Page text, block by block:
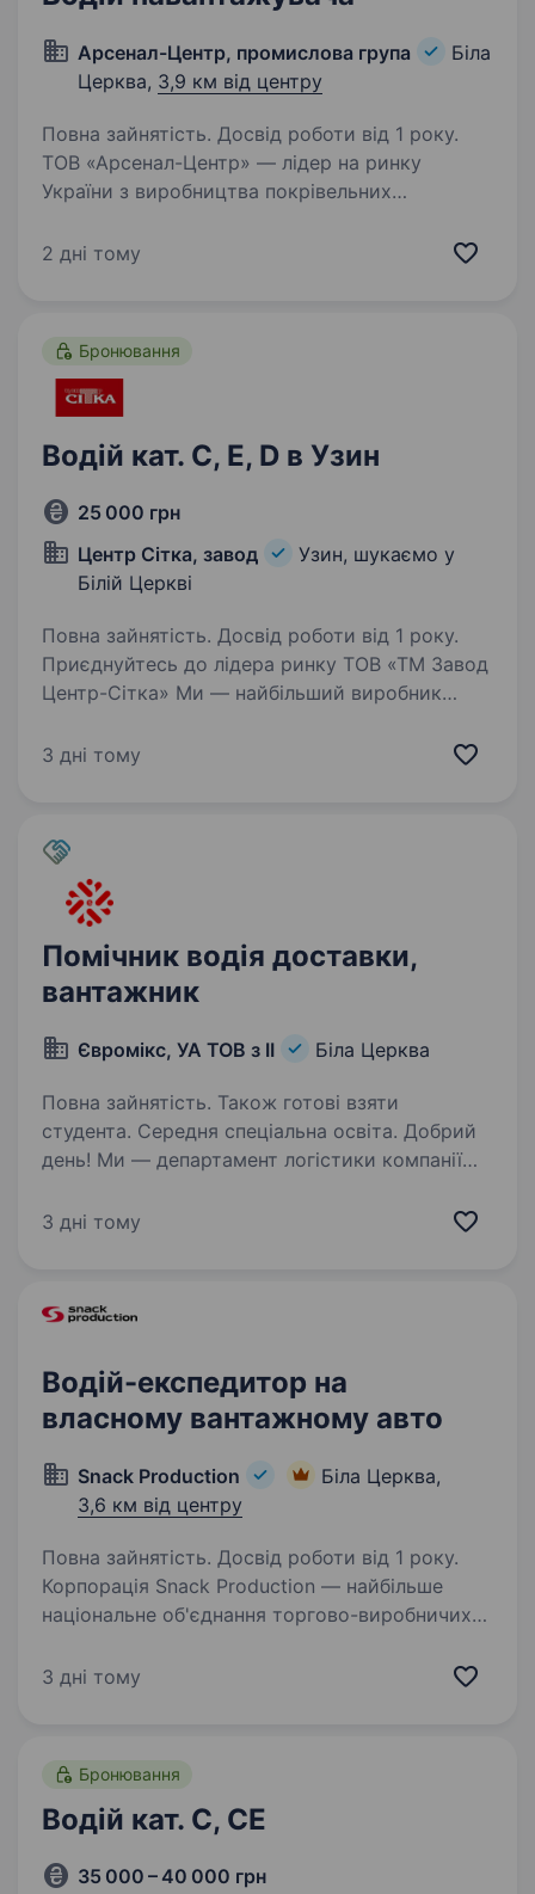
Арсенал-Центр, промислова група
Біла
Церква, 3,9 км від центру
Повна зайнятість. Досвід роботи від 1 року.
ТОВ «Арсенал-Центр» — лідер на ринку
України з виробництва покрівельних
НАВАНТАЖУВАЧА на виробництво. Обов’язки:
2 дні тому
Бронювання
Водій кат. С, E, D в Узин
25 000 грн
Центр Сітка, завод
Узин, шукаємо у
Білій Церкві
Повна зайнятість. Досвід роботи від 1 року.
Приєднуйтесь до лідера ринку ТОВ «ТМ Завод
Центр-Сітка» Ми — найбільший виробник
більше 15 років. У нас понад 8 філій по Україні.
3 дні тому
Помічник водія доставки,
вантажник
Євромікс, УА ТОВ з ІІ Біла Церква
Повна зайнятість. Також готові взяти
студента. Середня спеціальна освіта. Добрий
день! Ми — департамент логістики компанії
дистрибутор світових виробників в Україні
виробниками —…
3 дні тому
Водій-експедитор на
власному вантажному авто
Snack Production
Біла Церква,
3,6 км від центру
Повна зайнятість. Досвід роботи від 1 року.
Корпорація Snack Production — найбільше
національне об'єднання торгово-виробничих
Санич, Big Bob, Chipster’s, Zeffir), яке є лідером
3 дні тому
Бронювання
Водій кат. С, СЕ
35 000 – 40 000 грн